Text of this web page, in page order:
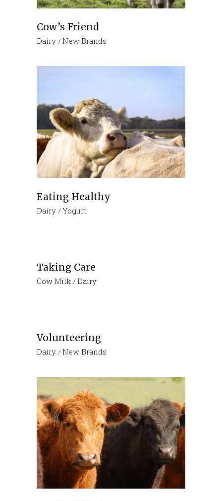
Cow’s Friend
Dairy New Brands
Eating Healthy
Dairy Yogurt
Taking Care
Cow Milk Dairy
Volunteering
Dairy New Brands